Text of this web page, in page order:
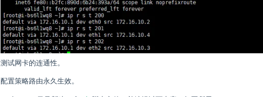
测试网卡的连通性。
配置策略路由永久生效。